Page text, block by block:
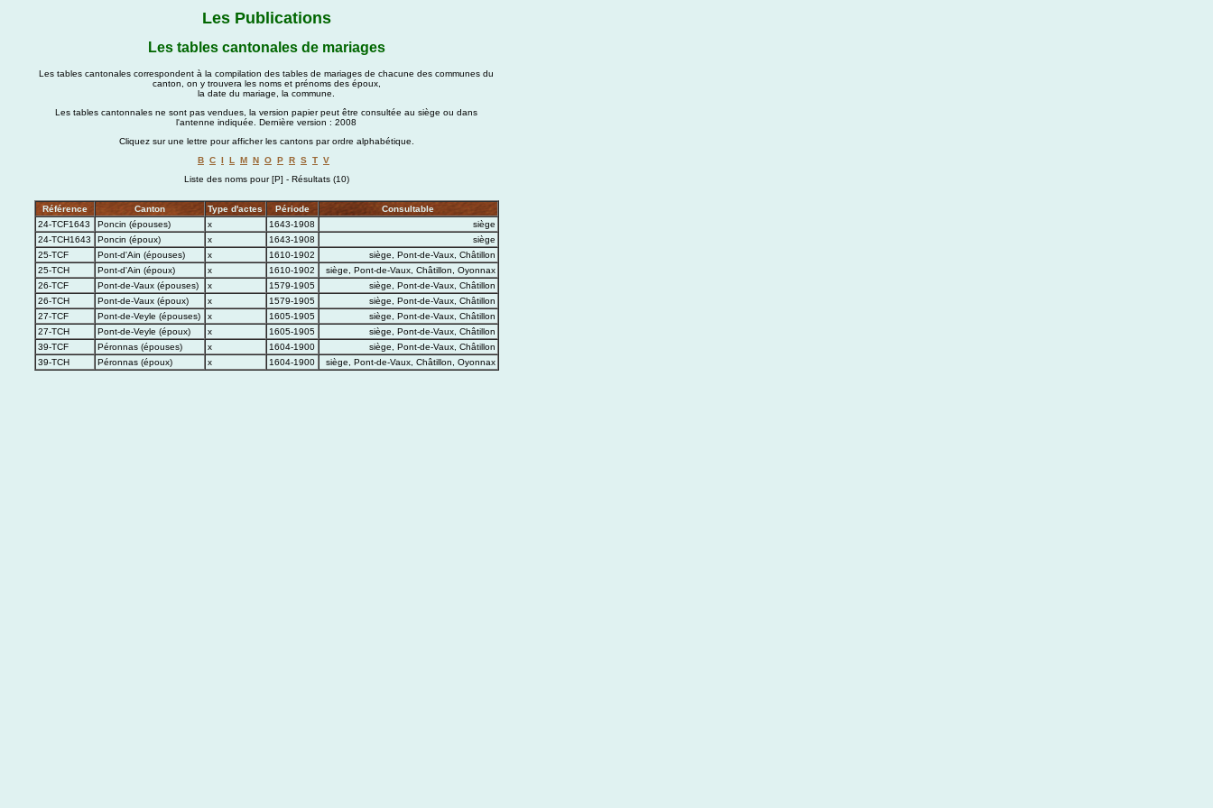
Les Publications
Les tables cantonales de mariages
Les tables cantonales correspondent à la compilation des tables de mariages de chacune des communes du
canton, on y trouvera les noms et prénoms des époux,
la date du mariage, la commune.
Les tables cantonnales ne sont pas vendues, la version papier peut être consultée au siège ou dans
l'antenne indiquée.
Dernière version : 2008
Cliquez sur une lettre pour afficher les cantons par ordre alphabétique.
B C I L M N O P R S T V
Liste des noms pour [P] - Résultats (10)
Référence Canton Type d'actes Période
Consultable
24-TCF1643
Poncin (épouses) x 1643-1908
siège
24-TCH1643
Poncin (époux) x 1643-1908
siège
25-TCF
Pont-d'Ain (épouses) x 1610-1902
siège, Pont-de-Vaux, Châtillon
25-TCH
Pont-d'Ain (époux) x 1610-1902
siège, Pont-de-Vaux, Châtillon, Oyonnax
26-TCF
Pont-de-Vaux (épouses) x 1579-1905
siège, Pont-de-Vaux, Châtillon
26-TCH
Pont-de-Vaux (époux) x 1579-1905
siège, Pont-de-Vaux, Châtillon
27-TCF
Pont-de-Veyle (épouses) x 1605-1905
siège, Pont-de-Vaux, Châtillon
27-TCH
Pont-de-Veyle (époux) x 1605-1905
siège, Pont-de-Vaux, Châtillon
39-TCF
Péronnas (épouses) x 1604-1900
siège, Pont-de-Vaux, Châtillon
39-TCH
Péronnas (époux) x 1604-1900 siège, Pont-de-Vaux, Châtillon, Oyonnax